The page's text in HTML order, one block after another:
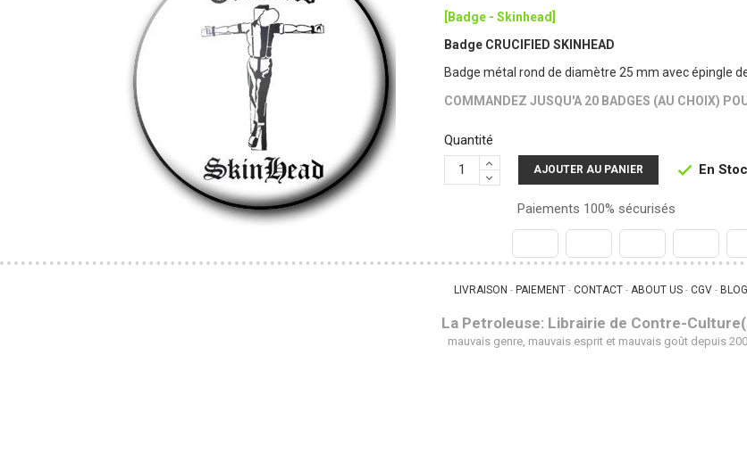
[Badge - Skinhead]
Badge CRUCIFIED SKINHEAD
Badge métal rond de diamètre 25 mm avec épingle
COMMANDEZ JUSQU'A 20 BADGES (AU CHOIX)
Quantité
AJOUTER AU PANIER  En
Paiements 100% sécurisés
LIVRAISON - PAIEMENT - CONTACT - ABOUT US - CGV - BLOG
La Petroleuse: Librairie de Contre-
mauvais genre, mauvais esprit et mauvais goût depuis